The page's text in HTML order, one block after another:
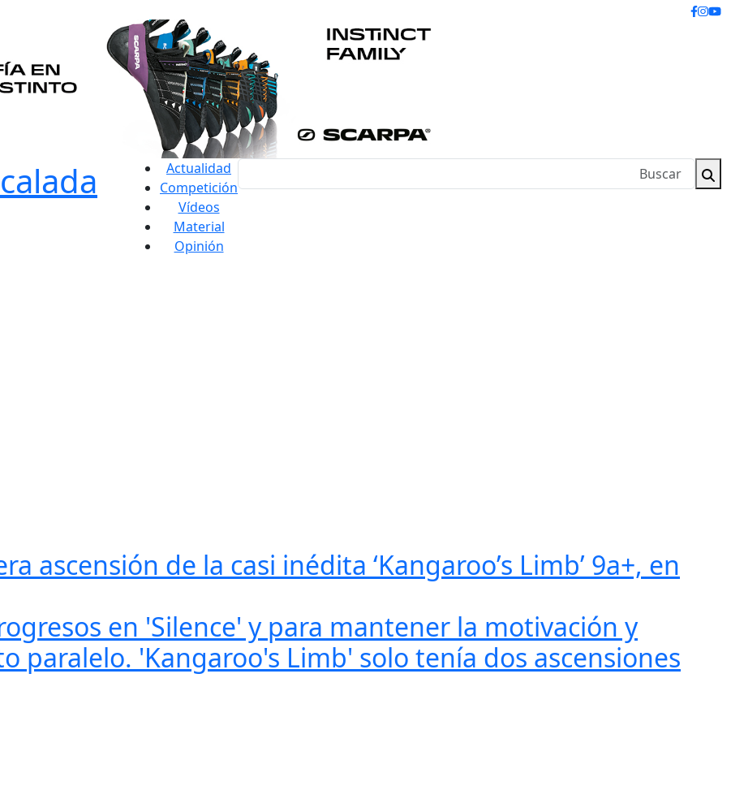
Actualidad
Competición
Vídeos
Material
Opinión
ascensión de la casi inédita ‘Kangaroo’s Limb’ 9a+, en
en 'Silence' y para mantener la motivación y
paralelo. 'Kangaroo's Limb' solo tenía dos ascensiones